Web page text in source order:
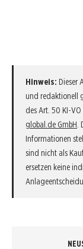
Hinweis: Dieser
und redaktionell
des Art. 50 KI-
global.de GmbH
Informationen
sind nicht als
ersetzen keine